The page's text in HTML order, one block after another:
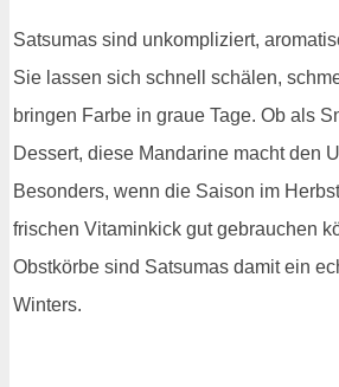
Satsumas sind unkompliziert,
Sie lassen sich schnell schälen,
bringen Farbe in graue Tage. Ob als
Dessert, diese Mandarine macht den
Besonders, wenn die Saison im
frischen Vitaminkick gut gebrauchen
Obstkörbe sind Satsumas damit ein
Winters.